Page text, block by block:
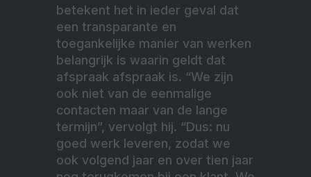
betekent het in ieder geval dat
een transparante en
toegankelijke manier van werken
belangrijk is waarin geldt dat
afspraak afspraak is. “We zijn
ook niet van de eenmalige
contacten maar van de lange
termijn”, vervolgt hij. “Dus: nu
goed werk leveren, zodat we
ook volgend jaar en over tien jaar